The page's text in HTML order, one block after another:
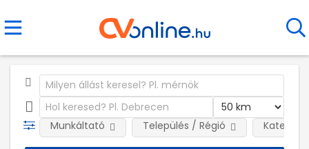
Munkáltató Település / Régió